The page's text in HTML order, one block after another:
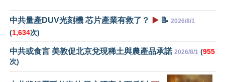
中共量產DUV光刻機 芯片產業有救了？ ▶️ 📝 2026/8/1
(1,634次)
中共或食言 美敦促北京兌現稀土與農產品承諾 2026/8/1 (955
次)